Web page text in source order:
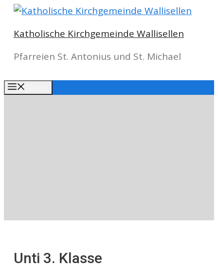
Springe
Inhalt
Katholische Kirchgemeinde Wallisellen
Pfarreien St. Antonius und St. Michael
Unti 3. Klasse